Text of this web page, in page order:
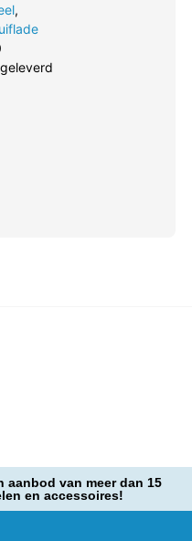
,
aanbod van meer dan 15
en accessoires!